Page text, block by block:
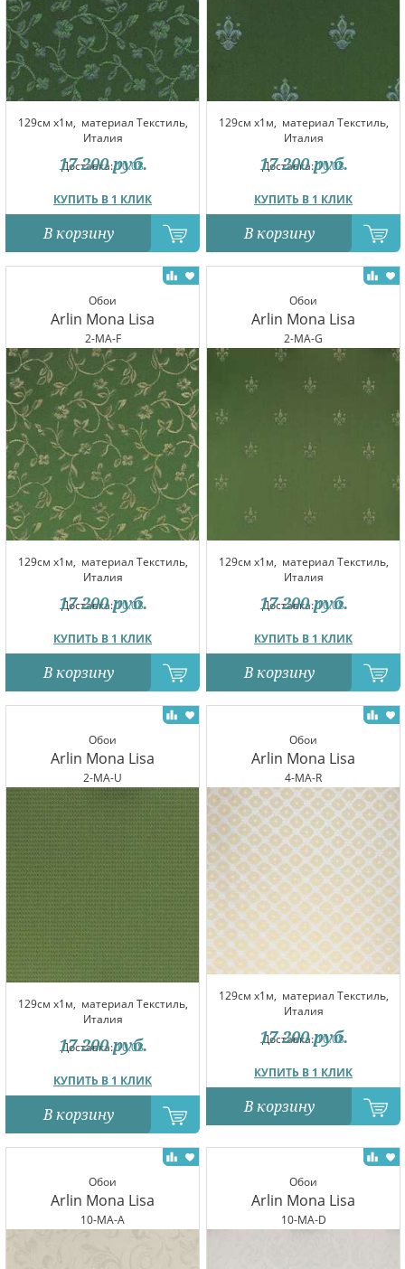
129см x1м, материал Текстиль,
Италия
Доставка:10.08
КУПИТЬ В 1 КЛИК
17 200 руб.
В корзину
129см x1м, материал Текстиль,
Италия
Доставка:10.08
КУПИТЬ В 1 КЛИК
17 200 руб.
В корзину
Обои
Arlin Mona Lisa
2-MA-F
129см x1м, материал Текстиль,
Италия
Доставка:10.08
КУПИТЬ В 1 КЛИК
17 200 руб.
В корзину
Обои
Arlin Mona Lisa
2-MA-G
129см x1м, материал Текстиль,
Италия
Доставка:10.08
КУПИТЬ В 1 КЛИК
17 200 руб.
В корзину
Обои
Arlin Mona Lisa
2-MA-U
129см x1м, материал Текстиль,
Италия
Доставка:10.08
КУПИТЬ В 1 КЛИК
17 200 руб.
В корзину
Обои
Arlin Mona Lisa
4-MA-R
129см x1м, материал Текстиль,
Италия
Доставка:10.08
КУПИТЬ В 1 КЛИК
17 200 руб.
В корзину
Обои
Arlin Mona Lisa
10-MA-A
Обои
Arlin Mona Lisa
10-MA-D